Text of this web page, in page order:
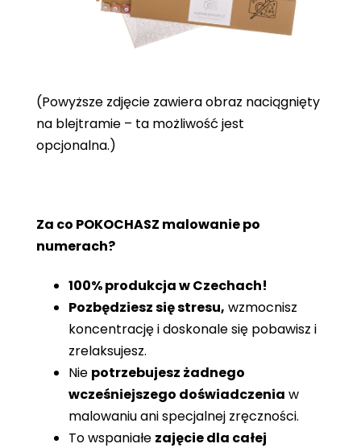
(Powyższe zdjęcie zawiera obraz naciągnięty
na blejtramie – ta możliwość jest
opcjonalna.)
Za co POKOCHASZ malowanie po
numerach?
100% produkcja w Czechach!
Pozbędziesz się stresu, wzmocnisz
koncentrację i doskonale się pobawisz i
zrelaksujesz.
Nie potrzebujesz żadnego
wcześniejszego doświadczenia w
malowaniu ani specjalnej zręczności.
To wspaniałe zajęcie dla całej